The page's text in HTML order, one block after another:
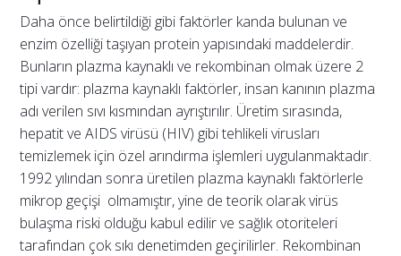
Daha önce belirtildiği gibi faktörler kanda bulunan ve
enzim özelliği taşıyan protein yapısındaki maddelerdir.
Bunların plazma kaynaklı ve rekombinan olmak üzere 2
tipi vardır: plazma kaynaklı faktörler, insan kanının plazma
adı verilen sıvı kısmından ayrıştırılır. Üretim sırasında,
hepatit ve AIDS virüsü (HIV) gibi tehlikeli virusları
temizlemek için özel arındırma işlemleri uygulanmaktadır.
1992 yılından sonra üretilen plazma kaynaklı faktörlerle
mikrop geçişi olmamıştır, yine de teorik olarak virüs
bulaşma riski olduğu kabul edilir ve sağlık otoriteleri
tarafından çok sıkı denetimden geçirilirler. Rekombinan